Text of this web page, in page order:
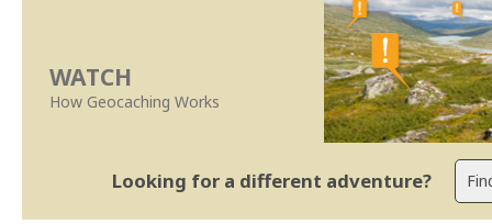
WATCH
How Geocaching Works
Looking for a different adventure?